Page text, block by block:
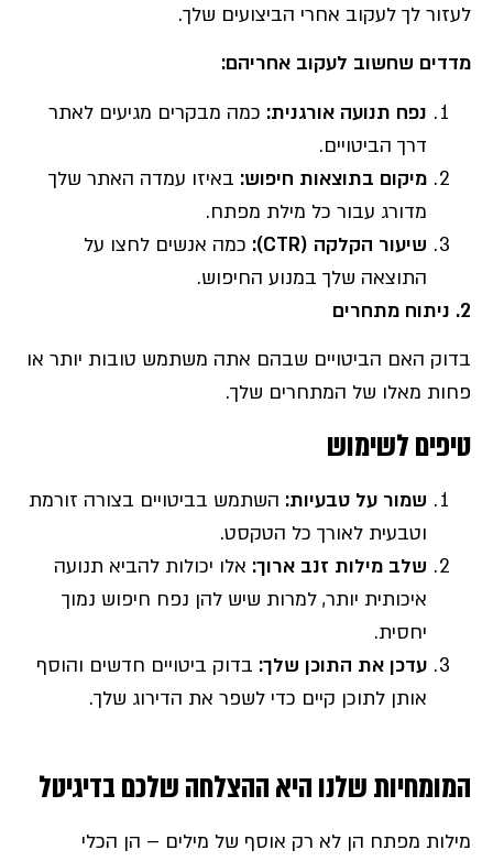
לעזור לך לעקוב אחרי הביצועים שלך.
מדדים שחשוב לעקוב אחריהם:
נפח תנועה אורגנית: כמה מבקרים מגיעים לאתר
דרך הביטויים.
מיקום בתוצאות חיפוש: באיזו עמדה האתר שלך
מדורג עבור כל מילת מפתח.
שיעור הקלקה (CTR):
כמה אנשים לחצו על
התוצאה שלך במנוע החיפוש.
2. ניתוח מתחרים
בדוק האם הביטויים שבהם אתה משתמש טובות יותר או
פחות מאלו של המתחרים שלך.
טיפים לשימוש
שמור על טבעיות: השתמש בביטויים בצורה זורמת
וטבעית לאורך כל הטקסט.
שלב מילות זנב ארוך: אלו יכולות להביא תנועה
איכותית יותר, למרות שיש להן נפח חיפוש נמוך
יחסית.
עדכן את התוכן שלך: בדוק ביטויים חדשים והוסף
אותן לתוכן קיים כדי לשפר את הדירוג שלך.
המומחיות שלנו היא ההצלחה שלכם בדיגיטל
מילות מפתח הן לא רק אוסף של מילים – הן הכלי